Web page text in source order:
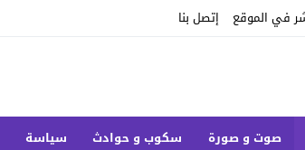
في الموقع إتصل بنا
صوت و صورة سكوب و حوادث سياسة